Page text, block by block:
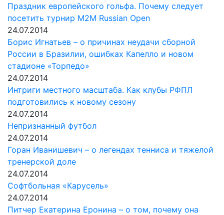
Праздник европейского гольфа. Почему следует
посетить турнир M2M Russian Open
24.07.2014
Борис Игнатьев – о причинах неудачи сборной
России в Бразилии, ошибках Капелло и новом
стадионе «Торпедо»
24.07.2014
Интриги местного масштаба. Как клубы РФПЛ
подготовились к новому сезону
24.07.2014
Непризнанный футбол
24.07.2014
Горан Иванишевич – о легендах тенниса и тяжелой
тренерской доле
24.07.2014
Софтбольная «Карусель»
24.07.2014
Питчер Екатерина Еронина – о том, почему она